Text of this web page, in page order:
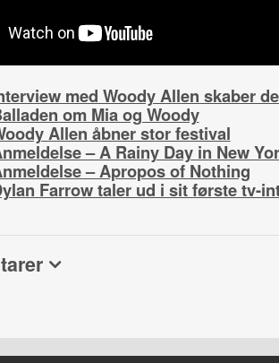
med Woody Allen skaber
om Mia og Woody
Allen åbner stor festival
– A Rainy Day in New
– Apropos of Nothing
Farrow taler ud i sit første tv-